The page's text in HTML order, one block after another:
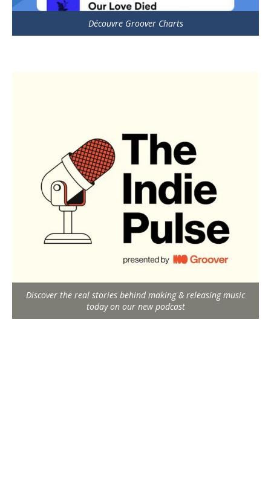
Découvre Groover Charts
Discover the real stories behind making & releasing music
today on our new podcast